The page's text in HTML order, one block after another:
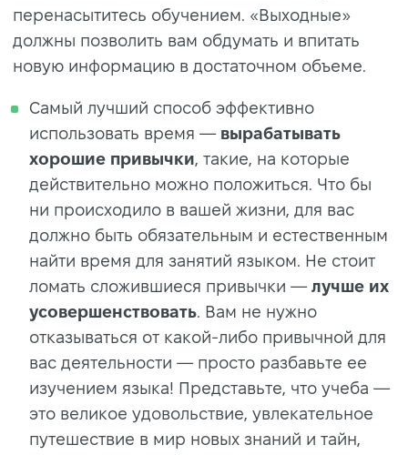
перенасытитесь обучением. «Выходные»
должны позволить вам обдумать и впитать
новую информацию в достаточном объеме.
Самый лучший способ эффективно
использовать время — вырабатывать
хорошие привычки, такие, на которые
действительно можно положиться. Что бы
ни происходило в вашей жизни, для вас
должно быть обязательным и естественным
найти время для занятий языком. Не стоит
ломать сложившиеся привычки — лучше их
усовершенствовать. Вам не нужно
отказываться от какой-либо привычной для
вас деятельности — просто разбавьте ее
изучением языка! Представьте, что учеба —
это великое удовольствие, увлекательное
путешествие в мир новых знаний и тайн,